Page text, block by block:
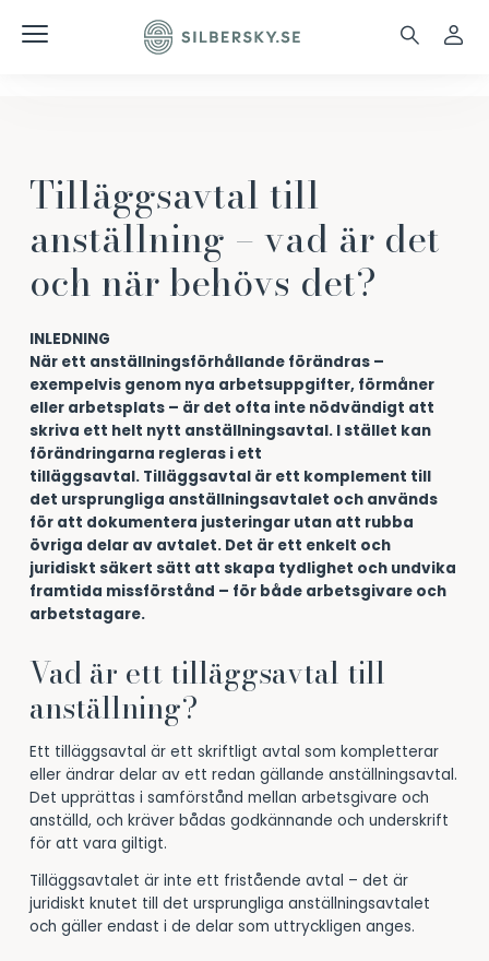
Tilläggsavtal till
anställning – vad är det
och när behövs det?
INLEDNING
När ett anställningsförhållande förändras –
exempelvis genom nya arbetsuppgifter, förmåner
eller arbetsplats – är det ofta inte nödvändigt att
skriva ett helt nytt anställningsavtal. I stället kan
förändringarna regleras i ett
tilläggsavtal. Tilläggsavtal är ett komplement till
det ursprungliga anställningsavtalet och används
för att dokumentera justeringar utan att rubba
övriga delar av avtalet. Det är ett enkelt och
juridiskt säkert sätt att skapa tydlighet och undvika
framtida missförstånd – för både arbetsgivare och
arbetstagare.
Vad är ett tilläggsavtal till
anställning?
Ett tilläggsavtal är ett skriftligt avtal som kompletterar
eller ändrar delar av ett redan gällande anställningsavtal.
Det upprättas i samförstånd mellan arbetsgivare och
anställd, och kräver bådas godkännande och underskrift
för att vara giltigt.
Tilläggsavtalet är inte ett fristående avtal – det är
juridiskt knutet till det ursprungliga anställningsavtalet
och gäller endast i de delar som uttryckligen anges.